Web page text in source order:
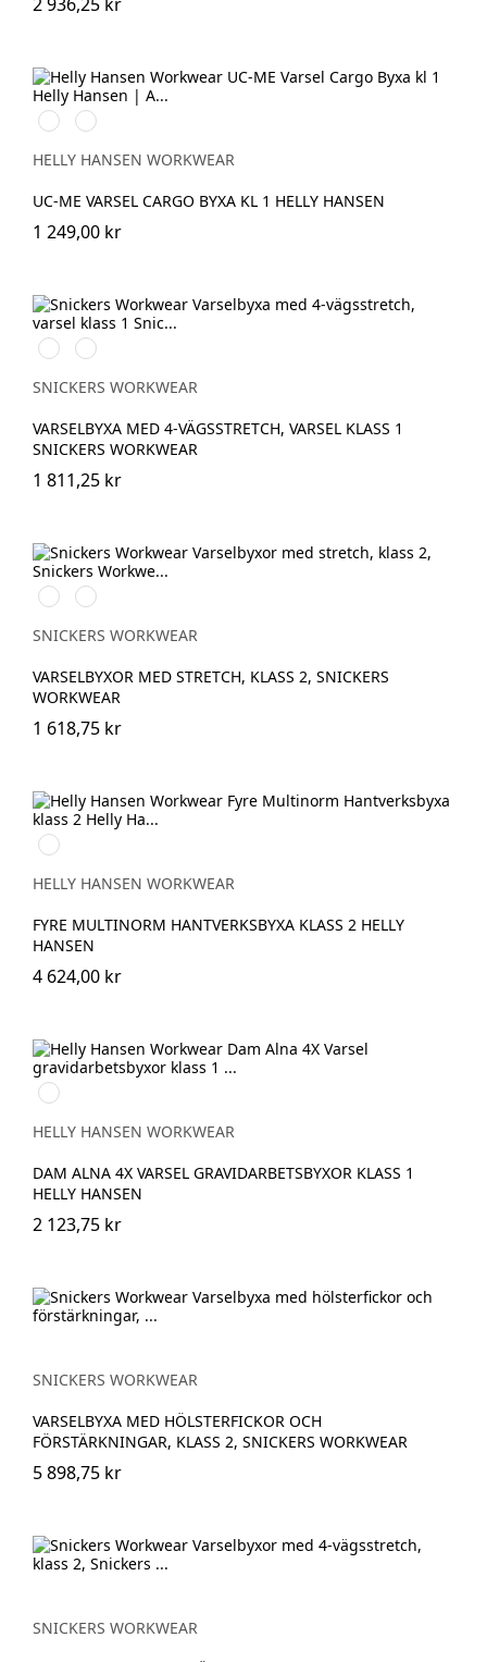
269
HIGH
VIS
369
HIGH
VIS
HELLY HANSEN WORKWEAR
UC-ME VARSEL CARGO BYXA KL 1 HELLY HANSEN
1 249,00 kr
Svart/High
vis
yellow
Svart/High
vis
orange
SNICKERS WORKWEAR
VARSELBYXA MED 4-VÄGSSTRETCH, VARSEL KLASS 1
SNICKERS WORKWEAR
1 811,25 kr
High
vis
yellow\Black
High
vis
orange\Black
SNICKERS WORKWEAR
VARSELBYXOR MED STRETCH, KLASS 2, SNICKERS
WORKWEAR
1 618,75 kr
369
HIGH
VIS
HELLY HANSEN WORKWEAR
FYRE MULTINORM HANTVERKSBYXA KLASS 2 HELLY
HANSEN
4 624,00 kr
369
YELLOW/EBONY
HELLY HANSEN WORKWEAR
DAM ALNA 4X VARSEL GRAVIDARBETSBYXOR KLASS 1
HELLY HANSEN
2 123,75 kr
SNICKERS WORKWEAR
VARSELBYXA MED HÖLSTERFICKOR OCH
FÖRSTÄRKNINGAR, KLASS 2, SNICKERS WORKWEAR
5 898,75 kr
SNICKERS WORKWEAR